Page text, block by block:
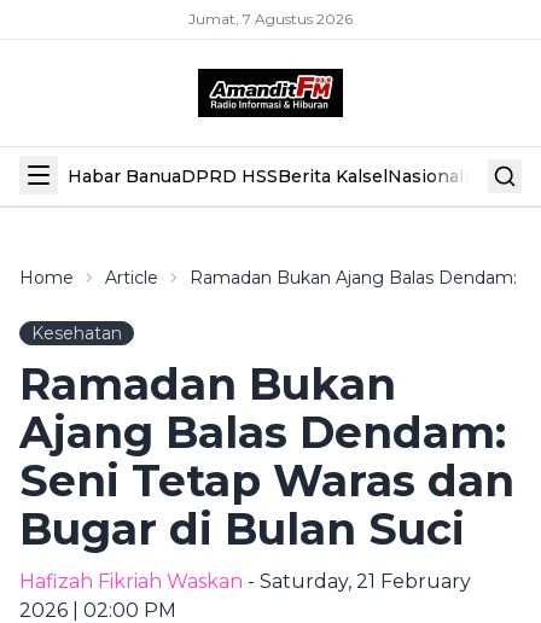
Jumat, 7 Agustus 2026
Habar BanuaDPRD HSSBerita KalselNasional Hiburan
Home Article Ramadan Bukan Ajang Balas Dendam:
Kesehatan
Ramadan Bukan
Ajang Balas Dendam:
Seni Tetap Waras dan
Bugar di Bulan Suci
Hafizah Fikriah Waskan - Saturday, 21 February
2026 | 02:00 PM